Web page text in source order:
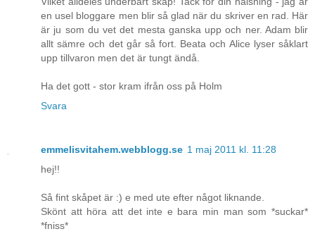
en usel bloggare men blir så glad när du skriver en rad. Här
är ju som du vet det mesta ganska upp och ner. Adam blir
allt sämre och det går så fort. Beata och Alice lyser såklart
upp tillvaron men det är tungt ändå.
Ha det gott - stor kram ifrån oss på Holm
Svara
emmelisvitahem.webblogg.se 1 maj 2011 kl. 11:28
hej!!
Så fint skåpet är :) e med ute efter något liknande.
Skönt att höra att det inte e bara min man som *suckar*
*fniss*